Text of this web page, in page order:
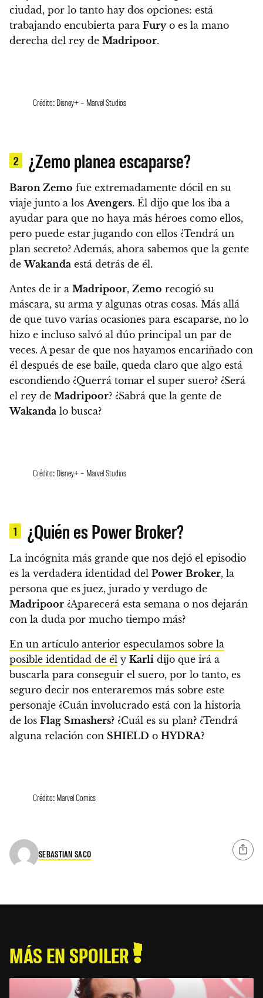
ciudad, por lo tanto hay dos opciones: está
trabajando encubierta para Furyo es la mano
derecha del rey de Madripoor.
Crédito: Disney+ – Marvel Studios
2 ¿Zemo planea escaparse?
Baron Zemo fue extremadamente dócil en su
viaje junto a los Avengers. Él dijo que los iba a
ayudar para que no haya más héroes como ellos,
pero puede estar jugando con ellos ¿Tendrá un
plan secreto? Además, ahora sabemos que la gente
deWakanda está detrás de él.
Antes de ir a Madripoor, Zemo recogió su
máscara, su arma y algunas otras cosas. Más allá
de que tuvo varias ocasiones para escaparse, no lo
hizo e incluso salvó al dúo principal un par de
veces. A pesar de que nos hayamos encariñado con
él después de ese baile, queda claro que algo está
escondiendo ¿Querrá tomar el super suero? ¿Será
el rey de Madripoor? ¿Sabrá que la gente de
Wakanda lo busca?
Crédito: Disney+ – Marvel Studios
1 ¿Quién es Power Broker?
La incógnita más grande que nos dejó el episodio
es la verdadera identidad del Power Broker, la
persona que es juez, jurado y verdugo de
Madripoor ¿Aparecerá esta semana o nos dejarán
con la duda por mucho tiempo más?
En un artículo anterior especulamos sobre la
posible identidad de él y Karli dijo que irá a
buscarla para conseguir el suero, por lo tanto, es
seguro decir nos enteraremos más sobre este
personaje ¿Cuán involucrado está con la historia
de los Flag Smashers? ¿Cuál es su plan? ¿Tendrá
alguna relación con SHIELD o HYDRA?
Crédito: Marvel Comics
SEBASTIAN SACO
MÁS EN SPOILER